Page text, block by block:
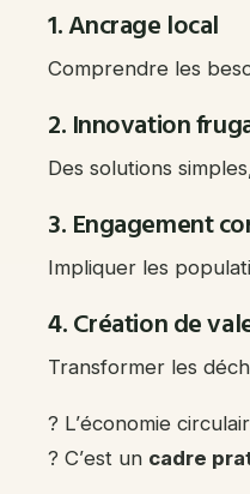
1. Ancrage local
Comprendre les
2. Innovation
Des solutions
3. Engagement
Impliquer les
4. Création de
Transformer les
? L’économie
? C’est un cadre